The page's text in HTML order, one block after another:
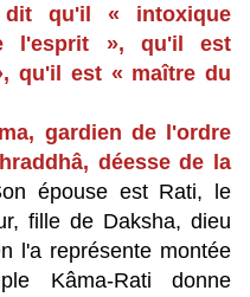
qu'il « intoxique
l'esprit », qu'il est
qu'il est « maître du
gardien de l'ordre
déesse de la
épouse est Rati, le
fille de Daksha, dieu
l'a représente montée
Kâma-Rati donne